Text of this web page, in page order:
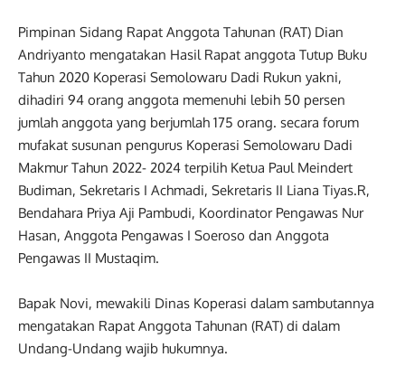
Pimpinan Sidang Rapat Anggota Tahunan (RAT) Dian
Andriyanto mengatakan Hasil Rapat anggota Tutup Buku
Tahun 2020 Koperasi Semolowaru Dadi Rukun yakni,
dihadiri 94 orang anggota memenuhi lebih 50 persen
jumlah anggota yang berjumlah 175 orang. secara forum
mufakat susunan pengurus Koperasi Semolowaru Dadi
Makmur Tahun 2022- 2024 terpilih Ketua Paul Meindert
Budiman, Sekretaris I Achmadi, Sekretaris II Liana Tiyas.R,
Bendahara Priya Aji Pambudi, Koordinator Pengawas Nur
Hasan, Anggota Pengawas I Soeroso dan Anggota
Pengawas II Mustaqim.
Bapak Novi, mewakili Dinas Koperasi dalam sambutannya
mengatakan Rapat Anggota Tahunan (RAT) di dalam
Undang-Undang wajib hukumnya.